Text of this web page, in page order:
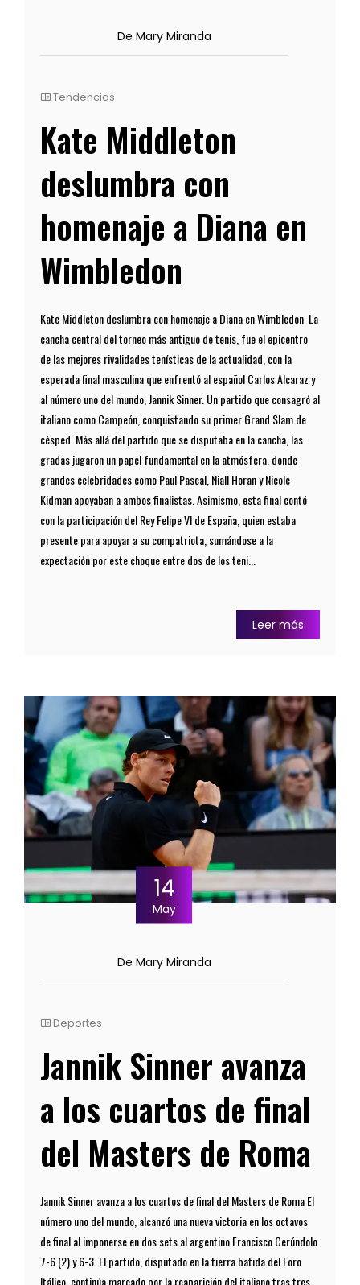
De Mary Miranda
Tendencias
Kate Middleton
deslumbra con
homenaje a Diana en
Wimbledon
Kate Middleton deslumbra con homenaje a Diana en Wimbledon La
cancha central del torneo más antiguo de tenis, fue el epicentro
de las mejores rivalidades tenísticas de la actualidad, con la
esperada final masculina que enfrentó al español Carlos Alcaraz y
al número uno del mundo, Jannik Sinner. Un partido que consagró al
italiano como Campeón, conquistando su primer Grand Slam de
césped. Más allá del partido que se disputaba en la cancha, las
gradas jugaron un papel fundamental en la atmósfera, donde
grandes celebridades como Paul Pascal, Niall Horan y Nicole
Kidman apoyaban a ambos finalistas. Asimismo, esta final contó
con la participación del Rey Felipe VI de España, quien estaba
presente para apoyar a su compatriota, sumándose a la
expectación por este choque entre dos de los teni...
Leer más
14
May
De Mary Miranda
Deportes
Jannik Sinner avanza
a los cuartos de final
del Masters de Roma
Jannik Sinner avanza a los cuartos de final del Masters de Roma El
número uno del mundo, alcanzó una nueva victoria en los octavos
de final al imponerse en dos sets al argentino Francisco Cerúndolo
7-6 (2) y 6-3. El partido, disputado en la tierra batida del Foro
Itálico, continúa marcado por la reaparición del italiano tras tres